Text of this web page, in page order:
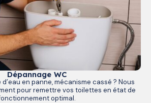
Dépannage WC
en panne, mécanisme cassé ? Nous
pour remettre vos toilettes en état de
optimal.